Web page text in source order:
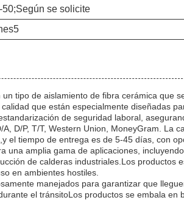
se solicite
tipo de aislamiento de fibra cerámica que
que están especialmente diseñadas
de seguridad laboral,
D/P, T/T, Western Union, MoneyGram.
el tiempo de entrega es de 5-45 días, con
una amplia gama de aplicaciones,
de calderas industriales.Los
en ambientes hostiles.
manejados para garantizar que
el tránsitoLos productos se embala en